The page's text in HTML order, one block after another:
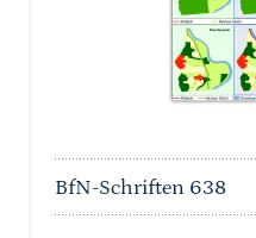
BfN-Schriften 638